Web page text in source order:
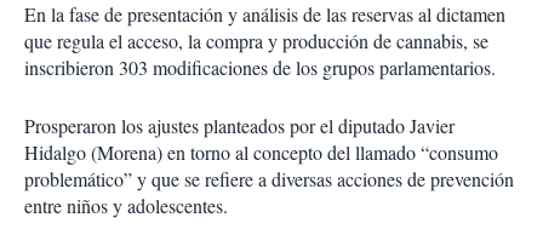
En la fase de presentación y análisis de las reservas al dictamen
que regula el acceso, la compra y producción de cannabis, se
inscribieron 303 modificaciones de los grupos parlamentarios.
Prosperaron los ajustes planteados por el diputado Javier
Hidalgo (Morena) en torno al concepto del llamado “consumo
problemático” y que se refiere a diversas acciones de prevención
entre niños y adolescentes.